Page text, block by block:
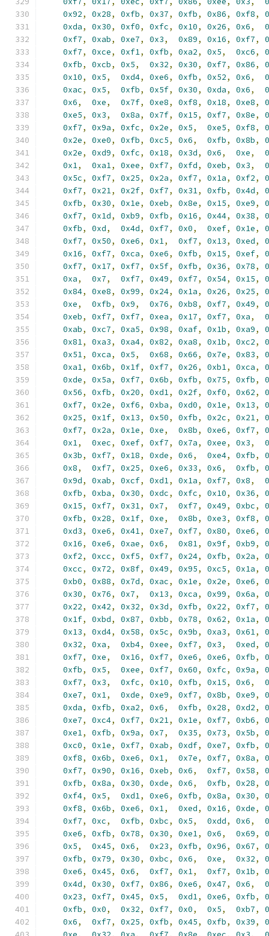
0x92, 0x28, 0xfb, 0x37, 0xfb, 0x86, 0xf8,
0xda, 0x30, 0xf0, 0xfc, 0x10, 0x26, 0x6,
0xf7, 0xab, 0xe7, 0x3, 0x89, 0x16, 0xf7,
0xf7, 0xce, 0xf1, 0xfb, 0xa2, 0x5, 0xc6,
0xfb, 0xcb, 0x5, 0x32, 0x30, 0xf7, 0x86,
0x10, 0x5, 0xd4, 0xe6, 0xfb, 0x52, 0x6,
0xac, 0x5, 0xfb, 0x5f, 0x30, 0xda, 0x6,
0x6, 0xe, 0x7f, 0xe8, 0xf8, 0x18, 0xe8,
0xe5, 0x3, 0x8a, 0x7f, 0x15, 0xf7, 0x8e,
0xf7, 0x9a, 0xfc, 0x2e, 0x5, 0xe5, 0xf8,
0x2e, 0xe0, 0xfb, 0xc5, 0x6, 0xfb, 0x8b,
0x2e, 0xd9, 0xfc, 0x18, 0x3d, 0x6, 0xe,
0x1, 0xa1, 0xee, 0xf7, 0xfd, 0xeb, 0x3,
0x5c, 0xf7, 0x25, 0x2a, 0xf7, 0x1a, 0xf2,
0xf7, 0x21, 0x2f, 0xf7, 0x31, 0xfb, 0x4d,
0xfb, 0x30, 0x1e, 0xeb, 0x8e, 0x15, 0xe9,
0xf7, 0x1d, 0xb9, 0xfb, 0x16, 0x44, 0x38,
0xfb, 0xd, 0x4d, 0xf7, 0x0, 0xef, 0x1e,
0xf7, 0x50, 0xe6, 0x1, 0xf7, 0x13, 0xed,
0x16, 0xf7, 0xca, 0xe6, 0xfb, 0x15, 0xef,
0xf7, 0x17, 0xf7, 0x5f, 0xfb, 0x36, 0x78,
0xa, 0x7, 0xf7, 0x49, 0xf7, 0x54, 0x15,
0x84, 0xe8, 0x99, 0x24, 0x1a, 0x26, 0x25,
0xe, 0xfb, 0x9, 0x76, 0xb8, 0xf7, 0x49,
0xeb, 0xf7, 0xf7, 0xea, 0x17, 0xf7, 0xa,
0xab, 0xc7, 0xa5, 0x98, 0xaf, 0x1b, 0xa9,
0x81, 0xa3, 0xa4, 0x82, 0xa8, 0x1b, 0xc2,
0x51, 0xca, 0x5, 0x68, 0x66, 0x7e, 0x83,
0xa1, 0x6b, 0x1f, 0xf7, 0x26, 0xb1, 0xca,
0xde, 0x5a, 0xf7, 0x6b, 0xfb, 0x75, 0xfb,
0x56, 0xfb, 0x20, 0xd1, 0x2f, 0xf0, 0x62,
0xf7, 0x2e, 0xf6, 0xba, 0xd0, 0x1e, 0x13,
0x25, 0x1f, 0x13, 0x50, 0xfb, 0x2c, 0x21,
0xf7, 0x2a, 0x1e, 0xe, 0x8b, 0xe6, 0xf7,
0x1, 0xec, 0xef, 0xf7, 0x7a, 0xee, 0x3,
0x3b, 0xf7, 0x18, 0xde, 0x6, 0xe4, 0xfb,
0x8, 0xf7, 0x25, 0xe6, 0x33, 0x6, 0xfb,
0x9d, 0xab, 0xcf, 0xd1, 0x1a, 0xf7, 0x8,
0xfb, 0xba, 0x30, 0xdc, 0xfc, 0x10, 0x36,
0x15, 0xf7, 0x31, 0x7, 0xf7, 0x49, 0xbc,
0xfb, 0x28, 0x1f, 0xe, 0x8b, 0xe3, 0xf8,
0xd3, 0xe6, 0x41, 0xe7, 0xf7, 0x80, 0xe6,
0x16, 0xe6, 0xae, 0x6, 0x81, 0x9f, 0xb9,
0xf2, 0xcc, 0xf5, 0xf7, 0x24, 0xfb, 0x2a,
0xcc, 0x72, 0x8f, 0x49, 0x95, 0xc5, 0x1a,
0xb0, 0x88, 0x7d, 0xac, 0x1e, 0x2e, 0xe6,
0x30, 0x76, 0x7, 0x13, 0xca, 0x99, 0x6a,
0x22, 0x42, 0x32, 0x3d, 0xfb, 0x22, 0xf7,
0x1f, 0xbd, 0x87, 0xbb, 0x78, 0x62, 0x1a,
0x13, 0xd4, 0x58, 0x5c, 0x9b, 0xa3, 0x61,
0x32, 0xa, 0xb4, 0xee, 0xf7, 0x3, 0xed,
0xf7, 0xe, 0x16, 0xf7, 0xe6, 0xe6, 0xfb,
0xfb, 0x5, 0xee, 0xf7, 0x60, 0xfc, 0x9a,
0xf7, 0x3, 0xfc, 0x10, 0xfb, 0x15, 0x6,
0xe7, 0x1, 0xde, 0xe9, 0xf7, 0x8b, 0xe9,
0xda, 0xfb, 0xa2, 0x6, 0xfb, 0x28, 0xd2,
0xe7, 0xc4, 0xf7, 0x21, 0x1e, 0xf7, 0xb6,
0xe1, 0xfb, 0x9a, 0x7, 0x35, 0x73, 0x5b,
0xc0, 0x1e, 0xf7, 0xab, 0xdf, 0xe7, 0xfb,
0xf8, 0x6b, 0xe6, 0x1, 0x7e, 0xf7, 0x8a,
0xf7, 0x90, 0x16, 0xeb, 0x6, 0xf7, 0x58,
0xfb, 0x8a, 0x30, 0xde, 0x6, 0xfb, 0x28,
0xf4, 0x5, 0xd1, 0xe6, 0xfb, 0x8a, 0x30,
0xf8, 0x6b, 0xe6, 0x1, 0xed, 0x16, 0xde,
0xf7, 0xc, 0xfb, 0xbc, 0x5, 0xdd, 0x6,
0xe6, 0xfb, 0x78, 0x30, 0xe1, 0x6, 0x69,
0x5, 0x45, 0x6, 0x23, 0xfb, 0x96, 0x67,
0xfb, 0x79, 0x30, 0xbc, 0x6, 0xe, 0x32,
0xe6, 0x45, 0x6, 0xf7, 0x1, 0xf7, 0x1b,
0x4d, 0x30, 0xf7, 0x86, 0xe6, 0x47, 0x6,
0x23, 0xf7, 0x45, 0x5, 0xd1, 0xe6, 0xfb,
0xfb, 0x0, 0x32, 0xf7, 0x0, 0x5, 0xb7,
0x6, 0xf7, 0x25, 0xfb, 0x45, 0xfb, 0x39,